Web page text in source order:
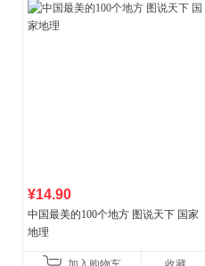
¥14.90
中国最美的100个地方 图说天下 国家
地理